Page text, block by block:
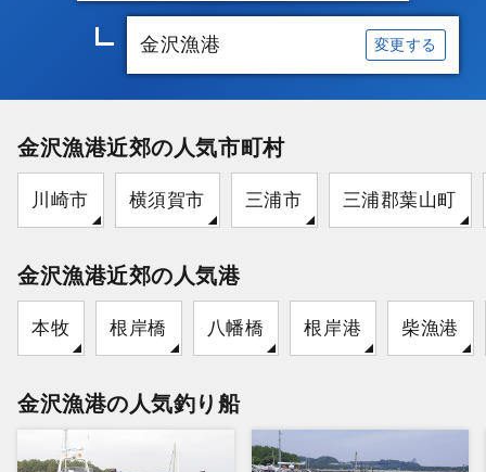
金沢漁港 変更する
金沢漁港近郊の人気市町村
川崎市 横須賀市 三浦市 三浦郡葉山町
金沢漁港近郊の人気港
本牧 根岸橋 八幡橋 根岸港 柴漁港
金沢漁港の人気釣り船